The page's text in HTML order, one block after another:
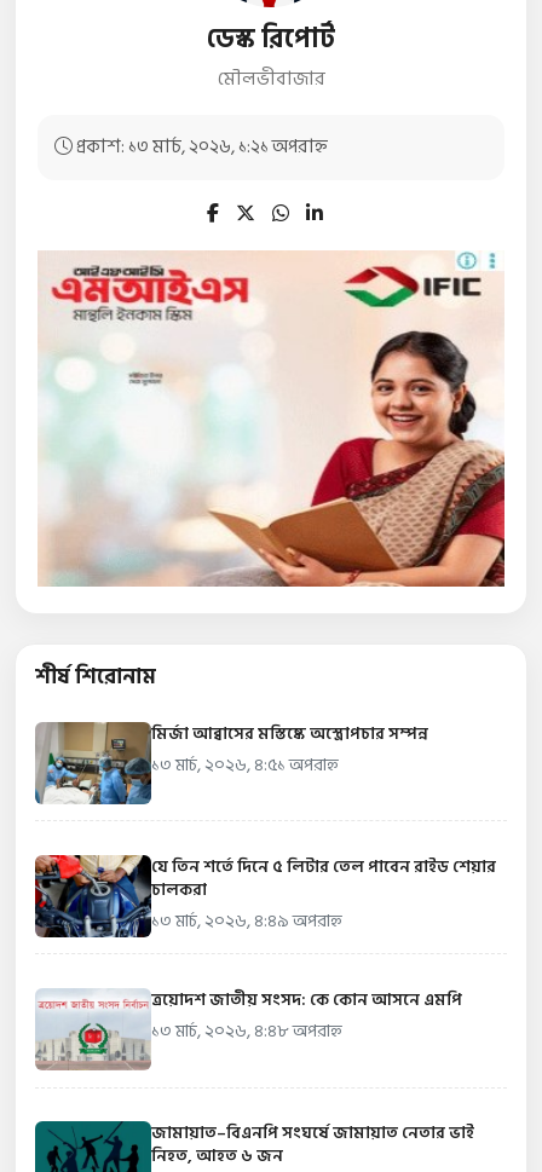
ডেস্ক রিপোর্ট
মৌলভীবাজার
প্রকাশ: ১৩ মার্চ, ২০২৬, ১:২১ অপরাহ্ন
শীর্ষ শিরোনাম
মির্জা আব্বাসের মস্তিষ্কে অস্ত্রোপচার সম্পন্ন
১৩ মার্চ, ২০২৬, ৪:৫১ অপরাহ্ন
যে তিন শর্তে দিনে ৫ লিটার তেল পাবেন রাইড শেয়ার
চালকরা
১৩ মার্চ, ২০২৬, ৪:৪৯ অপরাহ্ন
ত্রয়োদশ জাতীয় সংসদ: কে কোন আসনে এমপি
১৩ মার্চ, ২০২৬, ৪:৪৮ অপরাহ্ন
জামায়াত–বিএনপি সংঘর্ষে জামায়াত নেতার ভাই
নিহত, আহত ৬ জন